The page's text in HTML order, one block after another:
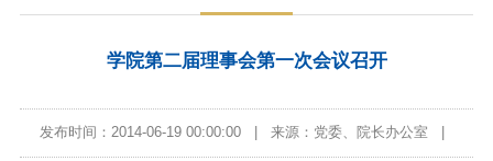
学院第二届理事会第一次会议召开
发布时间：2014-06-19 00:00:00 来源：党委、院长办公室